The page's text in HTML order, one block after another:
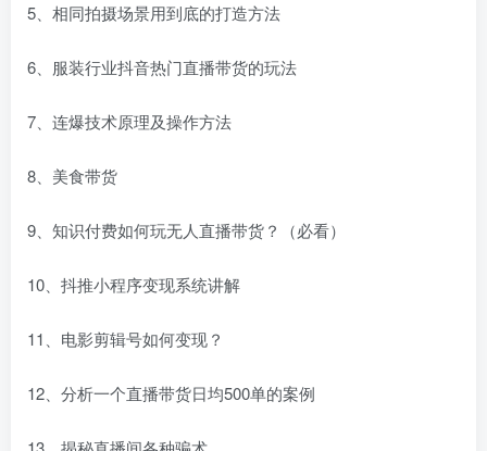
5、相同拍摄场景用到底的打造方法
6、服装行业抖音热门直播带货的玩法
7、连爆技术原理及操作方法
8、美食带货
9、知识付费如何玩无人直播带货？（必看）
10、抖推小程序变现系统讲解
11、电影剪辑号如何变现？
12、分析一个直播带货日均500单的案例